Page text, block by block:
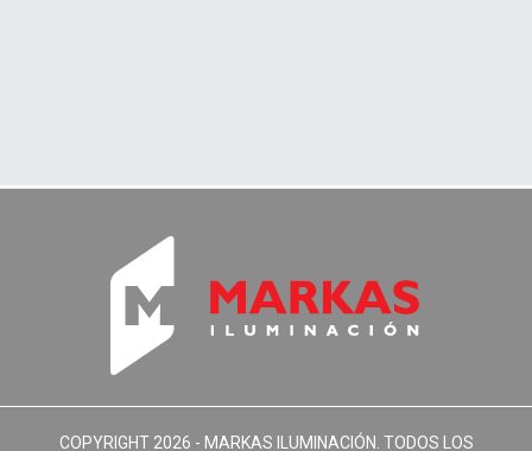
COPYRIGHT 2026 - MARKAS ILUMINACIÓN . TODOS LOS